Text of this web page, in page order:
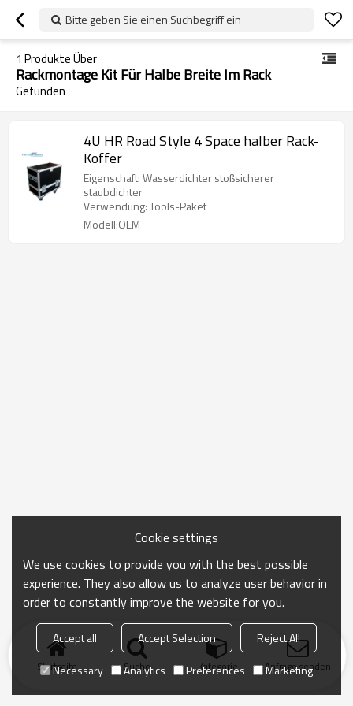
Bitte geben Sie einen Suchbegriff ein
1 Produkte Über
Rackmontage Kit Für Halbe Breite Im Rack
Gefunden
4U HR Road Style 4 Space halber Rack-
Koffer
Eigenschaft: Wasserdichter stoßsicherer
staubdichter
Verwendung: Tools-Paket
Modell:OEM
Startseite Suche Kategorie Anfrage senden
Cookie settings
We use cookies to provide you with the best possible
experience. They also allow us to analyze user behavior in
order to constantly improve the website for you.
Accept all Accept Selection
Reject All
Necessary
Analytics Preferences Marketing